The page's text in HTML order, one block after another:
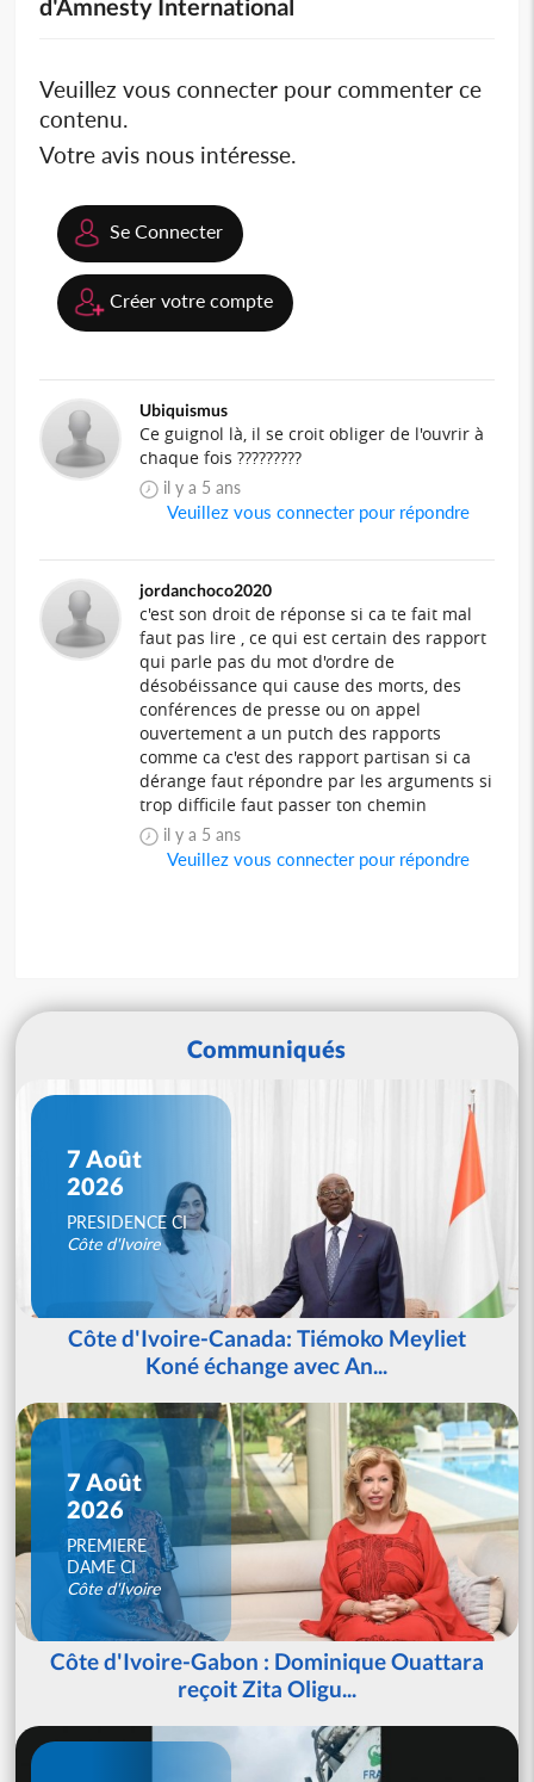
d'Amnesty International
Veuillez vous connecter pour commenter ce
contenu.
Votre avis nous intéresse.
Se Connecter
Créer votre compte
Ubiquismus
Ce guignol là, il se croit obliger de l'ouvrir à
chaque fois ?????????
il y a 5 ans
Veuillez vous connecter pour répondre
jordanchoco2020
c'est son droit de réponse si ca te fait mal
faut pas lire , ce qui est certain des rapport
qui parle pas du mot d'ordre de
désobéissance qui cause des morts, des
conférences de presse ou on appel
ouvertement a un putch des rapports
comme ca c'est des rapport partisan si ca
dérange faut répondre par les arguments si
trop difficile faut passer ton chemin
il y a 5 ans
Veuillez vous connecter pour répondre
Communiqués
7 Août
2026
PRESIDENCE CI
Côte d'Ivoire
Côte d'Ivoire-Canada: Tiémoko Meyliet
Koné échange avec An...
7 Août
2026
PREMIERE
DAME CI
Côte d'Ivoire
Côte d'Ivoire-Gabon : Dominique Ouattara
reçoit Zita Oligu...